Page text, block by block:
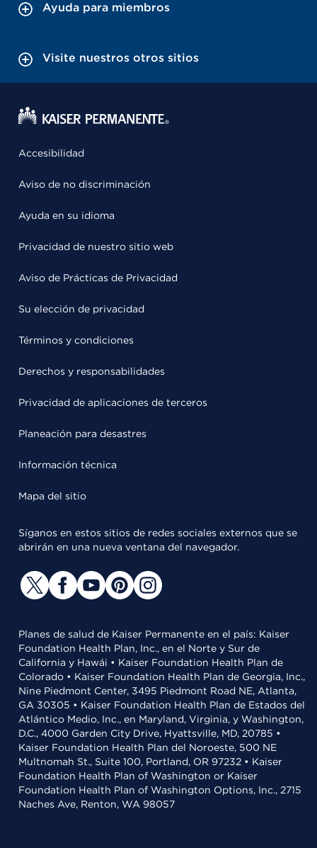
Ayuda para miembros
Visite nuestros otros sitios
Accesibilidad
Aviso de no discriminación
Ayuda en su idioma
Privacidad de nuestro sitio web
Aviso de Prácticas de Privacidad
Su elección de privacidad
Términos y condiciones
Derechos y responsabilidades
Privacidad de aplicaciones de terceros
Planeación para desastres
Información técnica
Mapa del sitio
Síganos en estos sitios de redes sociales externos que se
abrirán en una nueva ventana del navegador.
Planes de salud de Kaiser Permanente en el país: Kaiser
Foundation Health Plan, Inc., en el Norte y Sur de
California y Hawái • Kaiser Foundation Health Plan de
Colorado • Kaiser Foundation Health Plan de Georgia, Inc.,
Nine Piedmont Center, 3495 Piedmont Road NE, Atlanta,
GA 30305 • Kaiser Foundation Health Plan de Estados del
Atlántico Medio, Inc., en Maryland, Virginia, y Washington,
D.C., 4000 Garden City Drive, Hyattsville, MD, 20785 •
Kaiser Foundation Health Plan del Noroeste, 500 NE
Multnomah St., Suite 100, Portland, OR 97232 • Kaiser
Foundation Health Plan of Washington or Kaiser
Foundation Health Plan of Washington Options, Inc., 2715
Naches Ave, Renton, WA 98057